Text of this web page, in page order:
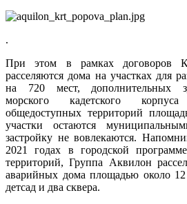
.
При этом в рамках договоров
расселяются дома на участках для
на 720 мест, дополнительных
морского кадетского
общедоступных территорий
участки остаются
застройку не вовлекаются.
2021 годах в городской
территорий, Группа Аквилон
аварийных дома площадью около
детсад и два сквера.